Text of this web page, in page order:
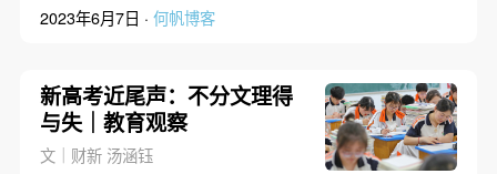
2023年6月7日 · 何帆博客
新高考近尾声：不分文理得
与失｜教育观察
文｜财新 汤涵钰